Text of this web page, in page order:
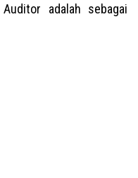
adalah sebagai